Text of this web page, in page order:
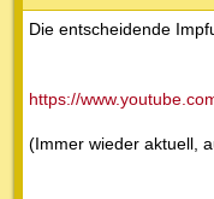
Die entscheidende
https://
(Immer wieder aktuell,